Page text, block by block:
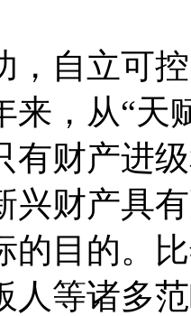
，自立可
来，从“天
有财产进
兴财产具
的目的。
人等诸多